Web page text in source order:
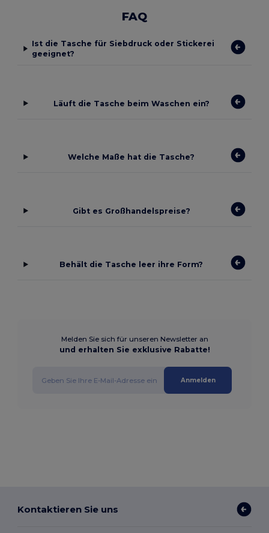
FAQ
Ist die Tasche für Siebdruck oder Stickerei
geeignet?
Läuft die Tasche beim Waschen ein?
Welche Maße hat die Tasche?
Gibt es Großhandelspreise?
Behält die Tasche leer ihre Form?
Melden Sie sich für unseren Newsletter an
und erhalten Sie exklusive Rabatte!
Anmelden
Kontaktieren Sie uns